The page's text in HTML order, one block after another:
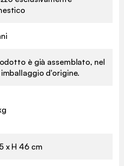
è già assemblato, nel
d'origine.
x H 46 cm